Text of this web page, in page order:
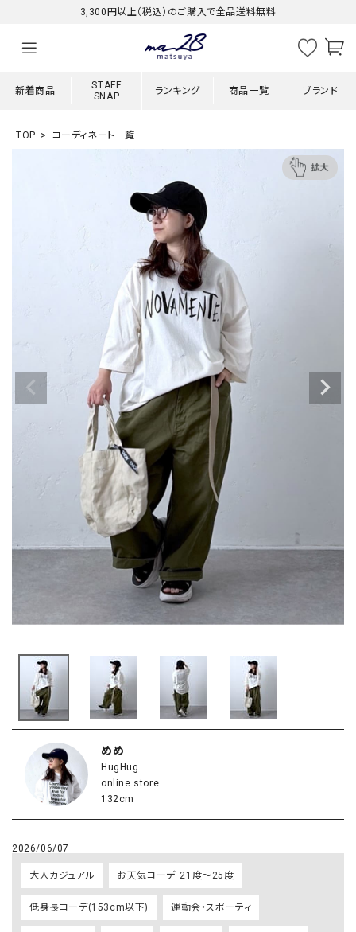
3,300円以上（税込）のご購入で全品送料無料
新着商品
STAFF
SNAP
ランキング 商品一覧 ブランド
TOP コーディネート一覧
めめ
HugHug
online store
132cm
2026/06/07
大人カジュアル お天気コーデ_21度～25度
低身長コーデ(153cm以下) 運動会・スポーティ